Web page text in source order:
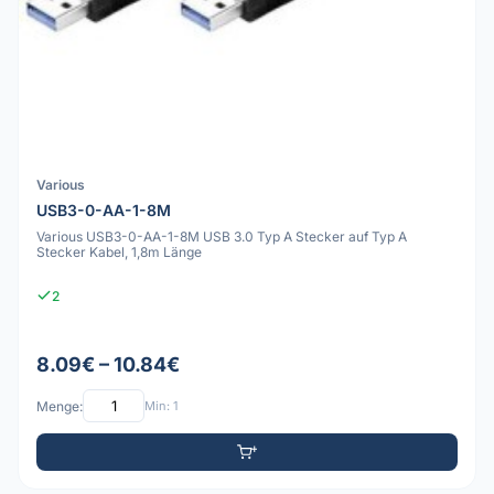
Various
USB3-0-AA-1-8M
Various USB3-0-AA-1-8M USB 3.0 Typ A Stecker auf Typ A
Stecker Kabel, 1,8m Länge
2
8.09€ – 10.84€
Menge: Min: 1